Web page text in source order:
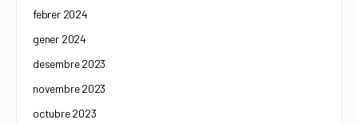
febrer 2024
gener 2024
desembre 2023
novembre 2023
octubre 2023